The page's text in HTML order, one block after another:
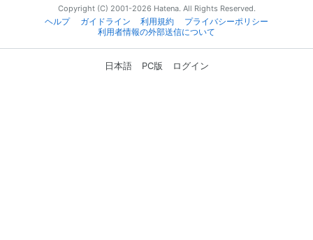
Copyright (C) 2001-2026 Hatena. All Rights Reserved.
ヘルプ
ガイドライン 利用規約
プライバシーポリシー
利用者情報の外部送信について
日本語 PC版 ログイン